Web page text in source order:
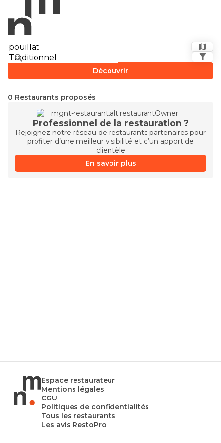
Découvrir
0 Restaurants proposés
Professionnel de la restauration ?
Rejoignez notre réseau de restaurants partenaires pour
profiter d’une meilleur visibilité et d’un apport de
clientèle
En savoir plus
Espace restaurateur
Mentions légales
CGU
Politiques de confidentialités
Tous les restaurants
Les avis RestoPro